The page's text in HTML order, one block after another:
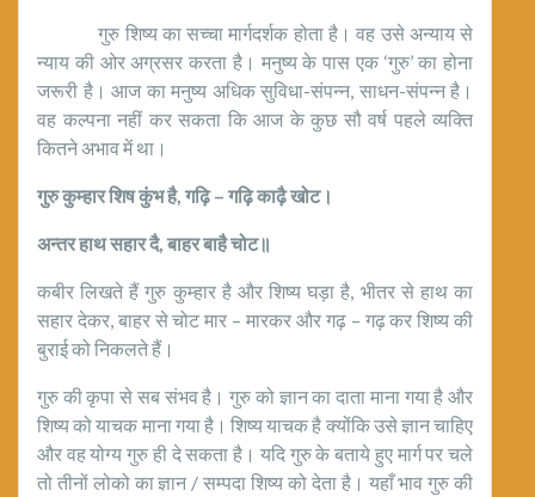
गुरु शिष्य का सच्चा मार्गदर्शक होता है। वह उसे अन्याय से
न्याय की ओर अग्रसर करता है। मनुष्य के पास एक ‘गुरु’ का होना
जरूरी है। आज का मनुष्य अधिक सुविधा-संपन्न, साधन-संपन्न है।
वह कल्पना नहीं कर सकता कि आज के कुछ सौ वर्ष पहले व्यक्ति
कितने अभाव में था।
गुरु कुम्हार शिष कुंभ है, गढ़ि – गढ़ि काढ़ै खोट।
अन्तर हाथ सहार दै, बाहर बाहै चोट॥
कबीर लिखते हैं गुरु कुम्हार है और शिष्य घड़ा है, भीतर से हाथ का
सहार देकर, बाहर से चोट मार – मारकर और गढ़ – गढ़ कर शिष्य की
बुराई को निकलते हैं।
गुरु की कृपा से सब संभव है। गुरु को ज्ञान का दाता माना गया है और
शिष्य को याचक माना गया है। शिष्य याचक है क्योंकि उसे ज्ञान चाहिए
और वह योग्य गुरु ही दे सकता है। यदि गुरु के बताये हुए मार्ग पर चले
तो तीनों लोको का ज्ञान / सम्पदा शिष्य को देता है। यहाँ भाव गुरु की